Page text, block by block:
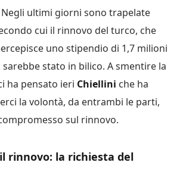
Negli ultimi giorni sono trapelate
cui il rinnovo del turco, che
uno stipendio di 1,7 milioni
sarebbe stato in bilico. A smentire la
ha pensato ieri Chiellini che ha
la volontà, da entrambi le parti,
sul rinnovo.
rinnovo: la richiesta del